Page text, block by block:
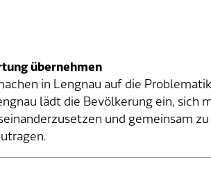
übernehmen
in Lengnau auf die
lädt die Bevölkerung ein, sich
und gemeinsam